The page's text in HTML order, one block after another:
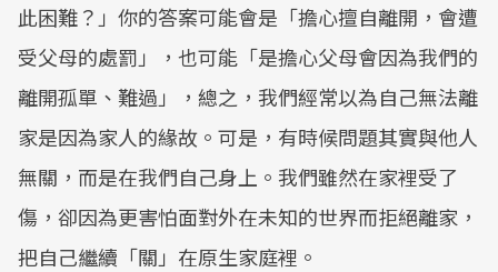
此困難？」你的答案可能會是「擔心擅自離開，會遭
受父母的處罰」，也可能「是擔心父母會因為我們的
離開孤單、難過」，總之，我們經常以為自己無法離
家是因為家人的緣故。可是，有時候問題其實與他人
無關，而是在我們自己身上。我們雖然在家裡受了
傷，卻因為更害怕面對外在未知的世界而拒絕離家，
把自己繼續「關」在原生家庭裡。